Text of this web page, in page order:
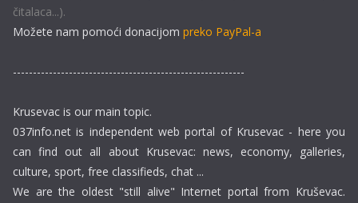
čitalaca...).
Možete nam pomoći donacijom preko PayPal-a
----------------------------------------------------------
Krusevac is our main topic.
037info.net is independent web portal of Krusevac - here you
can find out all about Krusevac: news, economy, galleries,
culture, sport, free classifieds, chat ...
We are the oldest "still alive" Internet portal from Kruševac.